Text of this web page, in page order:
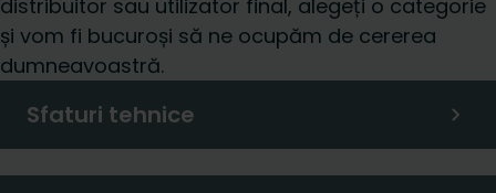
distribuitor sau utilizator final, alegeți o categorie
și vom fi bucuroși să ne ocupăm de cererea
dumneavoastră.
Sfaturi tehnice